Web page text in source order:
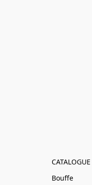
CATALOGUE
Bouffe